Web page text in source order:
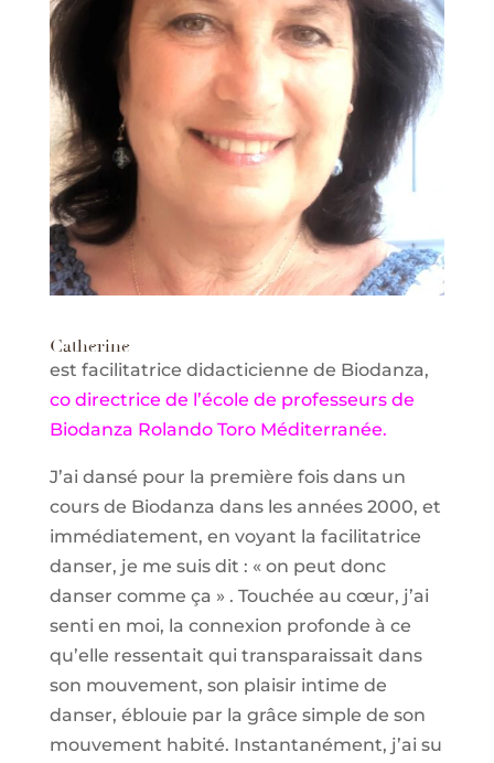
Catherine
est facilitatrice didacticienne de Biodanza,
codirectrice de l’école de professeurs de
Biodanza Rolando Toro Méditerranée.
J’ai dansé pour la première fois dans un
cours de Biodanza dans les années 2000, et
immédiatement, en voyant la facilitatrice
danser, je me suis dit : « on peut donc
danser comme ça » . Touchée au cœur, j’ai
senti en moi, la connexion profonde à ce
qu’elle ressentait qui transparaissait dans
son mouvement, son plaisir intime de
danser, éblouie par la grâce simple de son
mouvement habité. Instantanément, j’ai su